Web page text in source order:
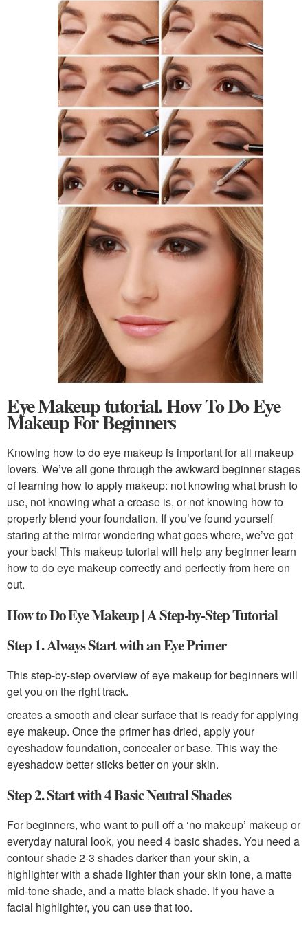
Eye Makeup tutorial. How To Do Eye
Makeup For Beginners
Knowing how to do eye makeup is important for all makeup
lovers. We’ve all gone through the awkward beginner stages
of learning how to apply makeup: not knowing what brush to
use, not knowing what a crease is, or not knowing how to
properly blend your foundation. If you’ve found yourself
staring at the mirror wondering what goes where, we’ve got
your back! This makeup tutorial will help any beginner learn
how to do eye makeup correctly and perfectly from here on
out.
How to Do Eye Makeup | A Step-by-Step Tutorial
Step 1. Always Start with an Eye Primer
This step-by-step overview of eye makeup for beginners will
get you on the right track.
creates a smooth and clear surface that is ready for applying
eye makeup. Once the primer has dried, apply your
eyeshadow foundation, concealer or base. This way the
eyeshadow better sticks better on your skin.
Step 2. Start with 4 Basic Neutral Shades
For beginners, who want to pull off a ‘no makeup’ makeup or
everyday natural look, you need 4 basic shades. You need a
contour shade 2-3 shades darker than your skin, a
highlighter with a shade lighter than your skin tone, a matte
mid-tone shade, and a matte black shade. If you have a
facial highlighter, you can use that too.